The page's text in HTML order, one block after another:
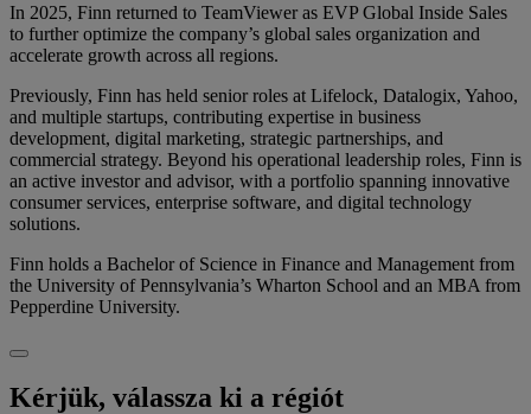
In 2025, Finn returned to TeamViewer as EVP Global Inside Sales
to further optimize the company’s global sales organization and
accelerate growth across all regions.
Previously, Finn has held senior roles at Lifelock, Datalogix, Yahoo,
and multiple startups, contributing expertise in business
development, digital marketing, strategic partnerships, and
commercial strategy. Beyond his operational leadership roles, Finn is
an active investor and advisor, with a portfolio spanning innovative
consumer services, enterprise software, and digital technology
solutions.
Finn holds a Bachelor of Science in Finance and Management from
the University of Pennsylvania’s Wharton School and an MBA from
Pepperdine University.
Kérjük, válassza ki a régiót